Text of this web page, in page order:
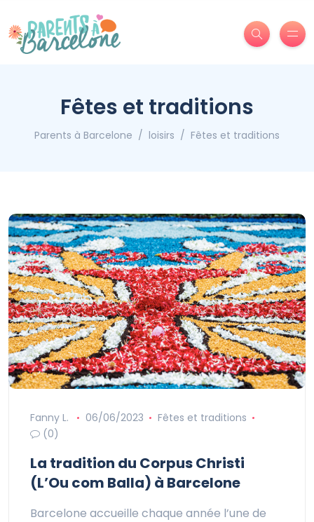
Fêtes et traditions
Parents à Barcelone loisirs Fêtes et traditions
Fanny L. 06/06/2023
Fêtes et traditions
(0)
La tradition du Corpus Christi
(L’Ou com Balla) à Barcelone
Barcelone accueille chaque année l’une de